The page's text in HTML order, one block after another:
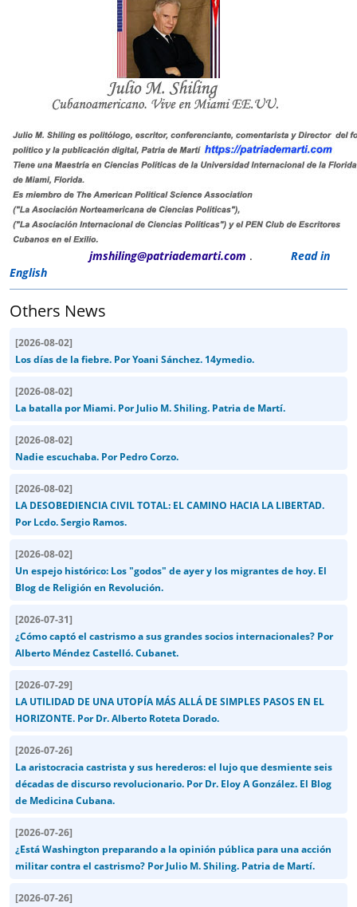
jmshiling@patriademarti.com .
Read in
English
Others News
[2026-08-02]
Los días de la fiebre. Por Yoani Sánchez. 14ymedio.
[2026-08-02]
La batalla por Miami. Por Julio M. Shiling. Patria de Martí.
[2026-08-02]
Nadie escuchaba. Por Pedro Corzo.
[2026-08-02]
LA DESOBEDIENCIA CIVIL TOTAL: EL CAMINO HACIA LA LIBERTAD.
Por Lcdo. Sergio Ramos.
[2026-08-02]
Un espejo histórico: Los "godos" de ayer y los migrantes de hoy. El
Blog de Religión en Revolución.
[2026-07-31]
¿Cómo captó el castrismo a sus grandes socios internacionales? Por
Alberto Méndez Castelló. Cubanet.
[2026-07-29]
LA UTILIDAD DE UNA UTOPÍA MÁS ALLÁ DE SIMPLES PASOS EN EL
HORIZONTE. Por Dr. Alberto Roteta Dorado.
[2026-07-26]
La aristocracia castrista y sus herederos: el lujo que desmiente seis
décadas de discurso revolucionario. Por Dr. Eloy A González. El Blog
de Medicina Cubana.
[2026-07-26]
¿Está Washington preparando a la opinión pública para una acción
militar contra el castrismo? Por Julio M. Shiling. Patria de Martí.
[2026-07-26]